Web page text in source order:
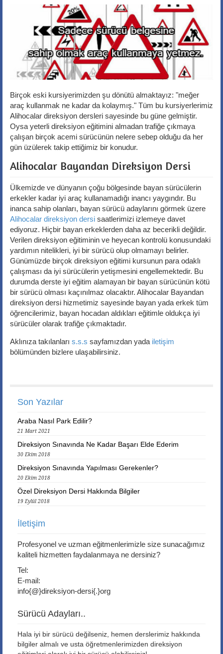
Birçok eski kursiyerimizden şu dönütü almaktayız: "meğer
araç kullanmak ne kadar da kolaymış." Tüm bu kursiyerlerimiz
Alihocalar direksiyon dersleri sayesinde bu güne gelmiştir.
Oysa yeterli direksiyon eğitimini almadan trafiğe çıkmaya
çalışan birçok acemi sürücünün nelere sebep olduğu da her
gün üzülerek takip ettiğimiz bir konudur.
Alihocalar Bayandan Direksiyon Dersi
Ülkemizde ve dünyanın çoğu bölgesinde bayan sürücülerin
erkekler kadar iyi araç kullanamadığı inancı yaygındır. Bu
inanca sahip olanları, bayan sürücü adaylarını görmek üzere
Alihocalar direksiyon dersi saatlerimizi izlemeye davet
ediyoruz. Hiçbir bayan erkeklerden daha az becerikli değildir.
Verilen direksiyon eğitiminin ve heyecan kontrolü konusundaki
yardımın nitelikleri, iyi bir sürücü olup olmamayı belirler.
Günümüzde birçok direksiyon eğitimi kursunun para odaklı
çalışması da iyi sürücülerin yetişmesini engellemektedir. Bu
durumda derste iyi eğitim alamayan bir bayan sürücünün kötü
bir sürücü olması kaçınılmaz olacaktır. Alihocalar Bayandan
direksiyon dersi hizmetimiz sayesinde bayan yada erkek tüm
öğrencilerimiz, bayan hocadan aldıkları eğitimle oldukça iyi
sürücüler olarak trafiğe çıkmaktadır.
Aklınıza takılanları s.s.s sayfamızdan yada iletişim
bölümünden bizlere ulaşabilirsiniz.
Son Yazılar
Araba Nasıl Park Edilir?
21 Mart 2021
Direksiyon Sınavında Ne Kadar Başarı Elde Ederim
30 Ekim 2018
Direksiyon Sınavında Yapılması Gerekenler?
20 Ekim 2018
Özel Direksiyon Dersi Hakkında Bilgiler
19 Eylül 2018
İletişim
Profesyonel ve uzman eğitmenlerimizle size sunacağımız
kaliteli hizmetten faydalanmaya ne dersiniz?
Tel:
E-mail:
info{@}direksiyon-dersi{.}org
Sürücü Adayları..
Hala iyi bir sürücü değilseniz, hemen derslerimiz hakkında
bilgiler almalı ve usta öğretmenlerimizden direksiyon